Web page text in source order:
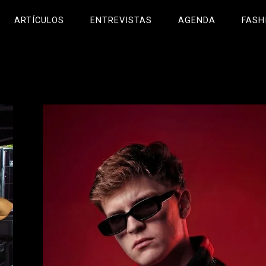
ARTÍCULOS ENTREVISTAS AGENDA